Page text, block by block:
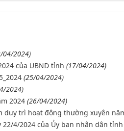
04/2024)
của UBND tỉnh (17/04/2024)
(25/04/2024)
2024)
2024 (26/04/2024)
duy trì hoạt động thường xuyên
4/2024 của Ủy ban nhân dân